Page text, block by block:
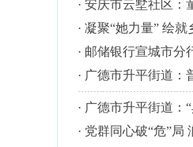
· 安庆市云墅社区：
· 凝聚“她力量” 绘就
· 邮储银行宣城市分
· 广德市升平街道：
· 广德市升平街道：
· 党群同心破“危”局